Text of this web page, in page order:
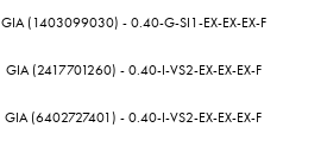
GIA (1403099030) - 0.40-G-SI1-EX-EX-EX-F
GIA (2417701260) - 0.40-I-VS2-EX-EX-EX-F
GIA (6402727401) - 0.40-I-VS2-EX-EX-EX-F